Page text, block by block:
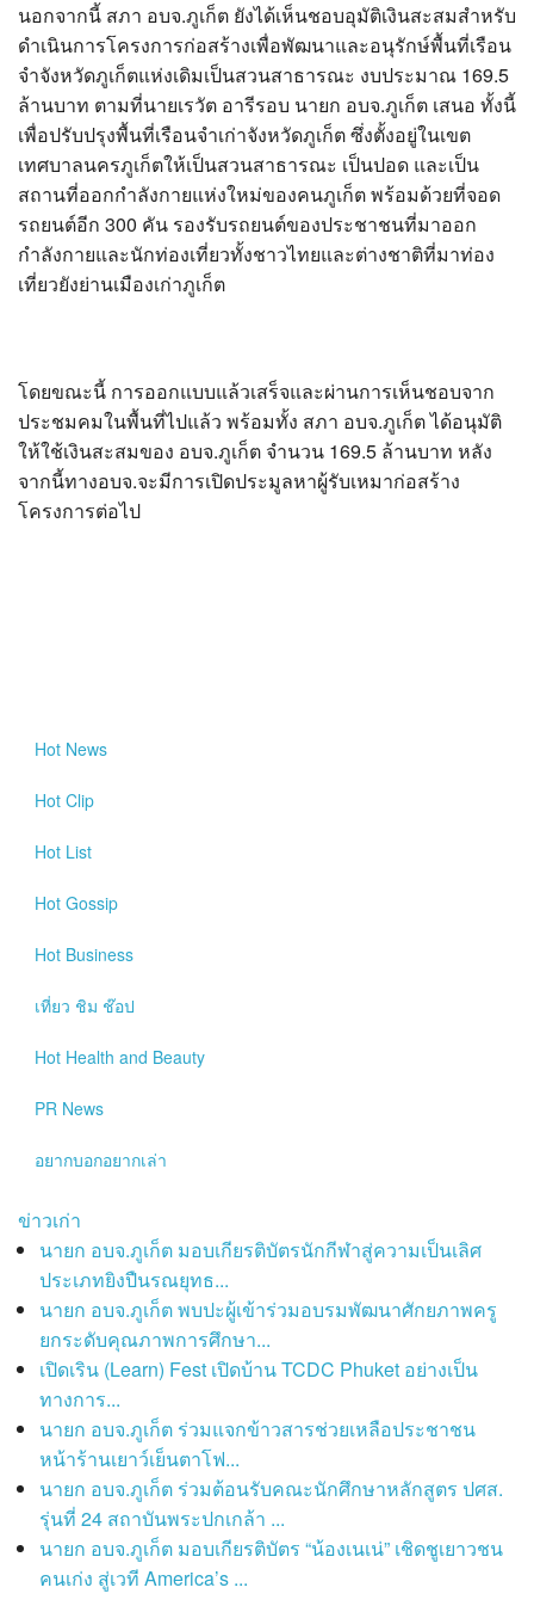
นอกจากนี้ สภา อบจ.ภูเก็ต ยังได้เห็นชอบอุมัติเงินสะสมสำหรับ
ดำเนินการโครงการก่อสร้างเพื่อพัฒนาและอนุรักษ์พื้นที่เรือน
จำจังหวัดภูเก็ตแห่งเดิมเป็นสวนสาธารณะ งบประมาณ 169.5
ล้านบาท ตามที่นายเรวัต อารีรอบ นายก อบจ.ภูเก็ต เสนอ ทั้งนี้
เพื่อปรับปรุงพื้นที่เรือนจำเก่าจังหวัดภูเก็ต ซึ่งตั้งอยู่ในเขต
เทศบาลนครภูเก็ตให้เป็นสวนสาธารณะ เป็นปอด และเป็น
สถานที่ออกกำลังกายแห่งใหม่ของคนภูเก็ต พร้อมด้วยที่จอด
รถยนต์อีก 300 คัน รองรับรถยนต์ของประชาชนที่มาออก
กำลังกายและนักท่องเที่ยวทั้งชาวไทยและต่างชาติที่มาท่อง
เที่ยวยังย่านเมืองเก่าภูเก็ต
โดยขณะนี้ การออกแบบแล้วเสร็จและผ่านการเห็นชอบจาก
ประชมคมในพื้นที่ไปแล้ว พร้อมทั้ง สภา อบจ.ภูเก็ต ได้อนุมัติ
ให้ใช้เงินสะสมของ อบจ.ภูเก็ต จำนวน 169.5 ล้านบาท หลัง
จากนี้ทางอบจ.จะมีการเปิดประมูลหาผู้รับเหมาก่อสร้าง
โครงการต่อไป
Hot News
Hot Clip
Hot List
Hot Gossip
Hot Business
เที่ยว ชิม ช๊อป
Hot Health and Beauty
PR News
อยากบอกอยากเล่า
ข่าวเก่า
นายก อบจ.ภูเก็ต มอบเกียรติบัตรนักกีฬาสู่ความเป็นเลิศ
ประเภทยิงปืนรณยุทธ...
นายก อบจ.ภูเก็ต พบปะผู้เข้าร่วมอบรมพัฒนาศักยภาพครู
ยกระดับคุณภาพการศึกษา...
เปิดเริน (Learn) Fest เปิดบ้าน TCDC Phuket อย่างเป็น
ทางการ...
นายก อบจ.ภูเก็ต ร่วมแจกข้าวสารช่วยเหลือประชาชน
หน้าร้านเยาว์เย็นตาโฟ...
นายก อบจ.ภูเก็ต ร่วมต้อนรับคณะนักศึกษาหลักสูตร ปศส.
รุ่นที่ 24 สถาบันพระปกเกล้า ...
นายก อบจ.ภูเก็ต มอบเกียรติบัตร “น้องเนเน่” เชิดชูเยาวชน
คนเก่ง สู่เวที America’s ...